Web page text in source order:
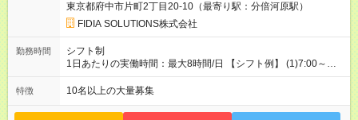
東京都府中市片町2丁目20-10（最寄り駅：分倍河原駅）
FIDIA SOLUTIONS株式会社
勤務時間
シフト制
1日あたりの実働時間：最大8時間/日 【シフト例】 (1)7:00～
16:00 (2)8:00～17:00 (3)13:00～22:00 (4)14:00～23:00
(5)22:00～7:00 (6)23:00～8:00
特徴 10名以上の大量募集